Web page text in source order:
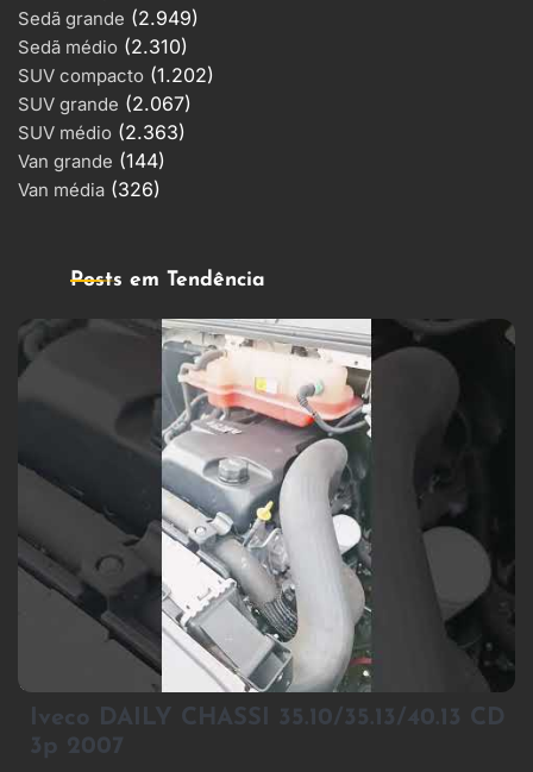
Sedã grande (2.949)
Sedã médio (2.310)
SUV compacto (1.202)
SUV grande (2.067)
SUV médio (2.363)
Van grande (144)
Van média (326)
Posts em Tendência
1
Iveco DAILY CHASSI 35.10/35.13/40.13 CD
3p 2007